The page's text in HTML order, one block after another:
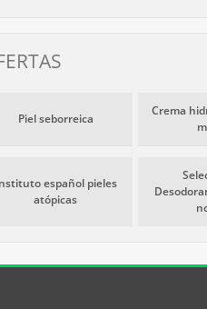
Piel seborreica
Crema
español pieles
atópicas